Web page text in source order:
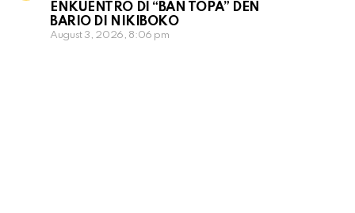
ENKUENTRO DI “BAN TOPA” DEN
BARIO DI NIKIBOKO
August 3, 2026, 8:06 pm